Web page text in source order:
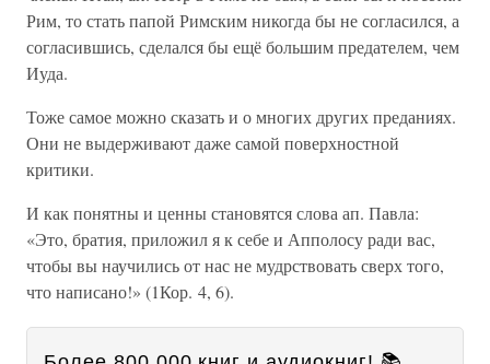
Рим, то стать папой Римским никогда бы не согласился, а
согласившись, сделался бы ещё большим предателем, чем
Иуда.
Тоже самое можно сказать и о многих других преданиях.
Они не выдерживают даже самой поверхностной
критики.
И как понятны и ценны становятся слова ап. Павла:
«Это, братия, приложил я к себе и Апполосу ради вас,
чтобы вы научились от нас не мудрствовать сверх того,
что написано!» (1Кор. 4, 6).